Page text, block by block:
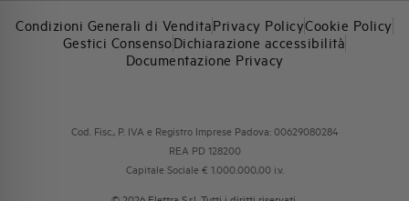
Condizioni Generali di VenditaPrivacy PolicyCookie Policy
Gestici ConsensoDichiarazione accessibilità
Documentazione Privacy
Cod. Fisc., P. IVA e Registro Imprese Padova: 00629080284
REA PD 128200
Capitale Sociale € 1.000.000,00 i.v.